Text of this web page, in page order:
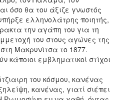
όσο θα του άξιζε γνωστός
ελληνολάτρης ποιητής,
την αγάπη του για τη
του στους αγώνες της
Μακρυνίτσα το 1877.
κάποιοι εμβληματικοί στίχοι
του κόσμου, κανένας
κανένας, γιατί σιέπει